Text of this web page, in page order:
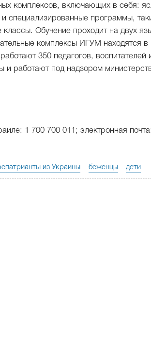
комплексов, включающих в себя:
специализированные программы,
классы. Обучение проходит на двух
комплексы ИГУМ находятся
350 педагогов,
и работают под надзором
1 700 700 011; электронная почта:
из Украины беженцы дети